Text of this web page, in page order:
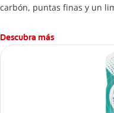
carbón, puntas finas y un
Descubra más